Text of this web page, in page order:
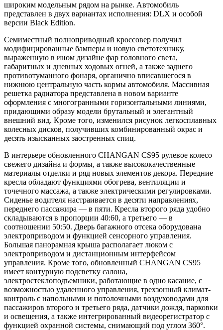
широким модельным рядом на рынке. Автомобиль
представлен в двух вариантах исполнения: DLX и особой
версии Black Edition.
Семиместный полноприводный кроссовер получил
модифицированные бамперы и новую светотехнику,
выраженную в ином дизайне фар головного света,
габаритных и дневных ходовых огней, а также заднего
противотуманного фонаря, органично вписавшегося в
нижнюю центральную часть кормы автомобиля. Массивная
решетка радиатора представлена в новом варианте
оформления с многогранными горизонтальными линиями,
придающими образу модели брутальный и элегантный
внешний вид. Кроме того, изменился рисунок легкосплавных
колесных дисков, получивших комбинированный окрас и
десять изысканных заостренных спиц.
В интерьере обновленного CHANGAN CS95 рулевое колесо
свежего дизайна и формы, а также высококачественные
материалы отделки и ряд новых элементов декора. Передние
кресла обладают функциями обогрева, вентиляции и
точечного массажа, а также электрическими регулировками.
Сиденье водителя настраивается в десяти направлениях,
переднего пассажира — в пяти. Кресла второго ряда удобно
складываются в пропорции 40:60, а третьего — в
соотношении 50:50. Дверь багажного отсека оборудована
электроприводом и функцией сенсорного управления.
Большая панорамная крыша располагает люком с
электроприводом и дистанционным интерфейсом
управления. Кроме того, обновленный CHANGAN CS95
имеет контурную подсветку салона,
электростеклоподъемники, работающие в одно касание, с
возможностью удаленного управления, трехзонный климат-
контроль с напольными и потолочными воздуховодами для
пассажиров второго и третьего ряда, датчики дождя, парковки
и освещения, а также интегрированный видеорегистратор с
функцией охранной системы, снимающий под углом 360°.